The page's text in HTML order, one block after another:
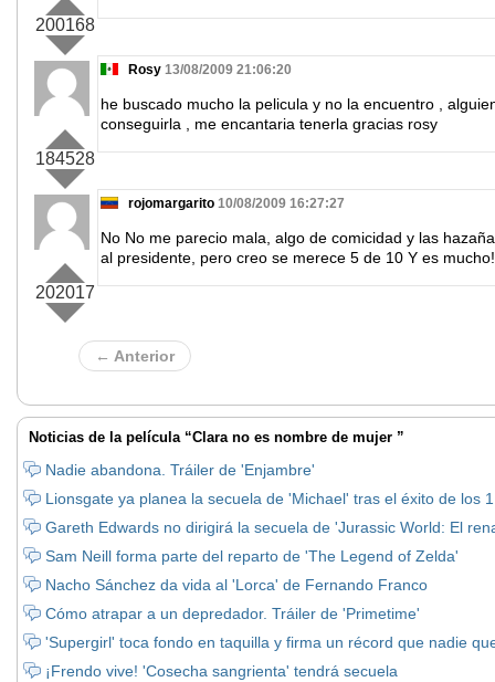
200168
184528
Rosy 13/08/2009 21:06:20
he buscado mucho la pelicula y no la encuentro ,
conseguirla , me encantaria tenerla gracias rosy
202017
rojomargarito 10/08/2009 16:27:27
No No me parecio mala, algo de comicidad y las
al presidente, pero creo se merece 5 de 10 Y es
← Anterior
Noticias de la película “Clara no es nombre de mujer ”
Nadie abandona. Tráiler de 'Enjambre'
Lionsgate ya planea la secuela de 'Michael' tras el éxito de los
Gareth Edwards no dirigirá la secuela de 'Jurassic World: El
Sam Neill forma parte del reparto de 'The Legend of Zelda'
Nacho Sánchez da vida al 'Lorca' de Fernando Franco
Cómo atrapar a un depredador. Tráiler de 'Primetime'
'Supergirl' toca fondo en taquilla y firma un récord que nadie
¡Frendo vive! 'Cosecha sangrienta' tendrá secuela